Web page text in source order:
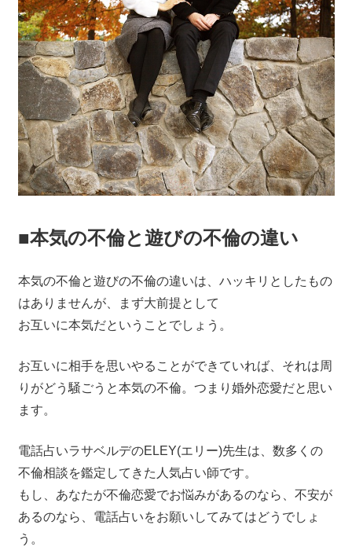
■本気の不倫と遊びの不倫の違い
本気の不倫と遊びの不倫の違いは、ハッキリとしたもの
はありませんが、まず大前提として
お互いに本気だということでしょう。
お互いに相手を思いやることができていれば、それは周
りがどう騒ごうと本気の不倫。つまり婚外恋愛だと思い
ます。
電話占いラサベルデのELEY(エリー)先生は、数多くの
不倫相談を鑑定してきた人気占い師です。
もし、あなたが不倫恋愛でお悩みがあるのなら、不安が
あるのなら、電話占いをお願いしてみてはどうでしょ
う。